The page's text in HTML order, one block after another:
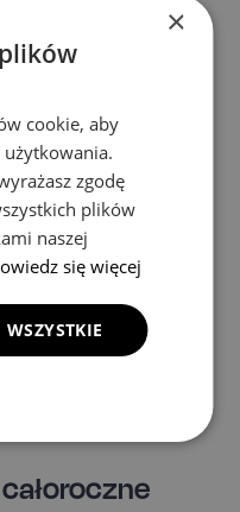
i Twojego
Twój model samochodu.
które „mniej więcej
zera, by pokryć nawet do
– zdecydowanie więcej
widać od razu:
i zadbanie.
dywaniki idealnie
masz 15 kolorów
obszycia – to ponad
które idealnie
lub nadają mu zupełnie
×
cookie, aby
użytkowania.
zgodę
plików
naszej
się więcej
WSZYSTKIE